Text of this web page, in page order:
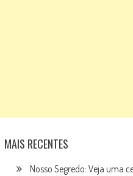
MAIS RECENTES
Nosso Segredo: Veja uma